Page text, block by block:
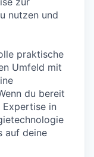
nutzen und
praktische
Umfeld mit
du bereit
Expertise in
auf deine